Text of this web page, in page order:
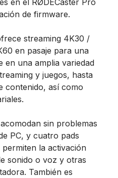
de firmware.
streaming 4K30 /
en pasaje para una
en una amplia variedad
y juegos, hasta
contenido, así como
sin problemas
PC, y cuatro pads
la activación
sonido o voz y otras
También es